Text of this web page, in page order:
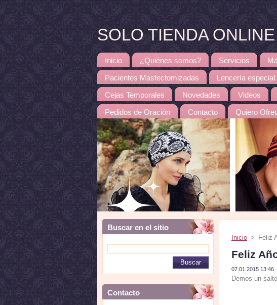
SOLO TIENDA
Inicio ¿Quiénes somos? Servicios
Pacientes Mastectomizadas Lencería
Cejas Temporales Novedades Videos
Pedidos de Oración Contacto Quiero
Buscar en el sitio
Contacto
Inicio > Feliz
Feliz
07.01.2015 13:46
Demos un